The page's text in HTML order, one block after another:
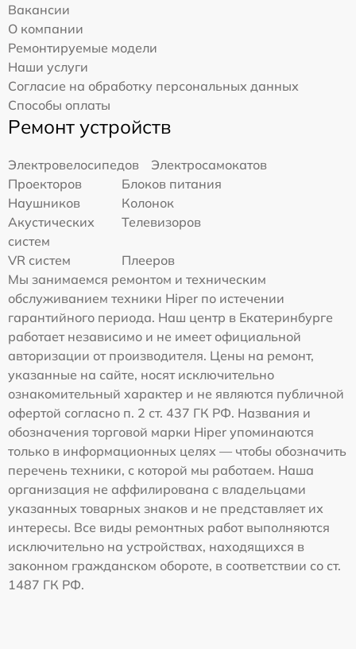
Вакансии
О компании
Ремонтируемые модели
Наши услуги
Согласие на обработку персональных данных
Способы оплаты
Ремонт устройств
Электровелосипедов
Электросамокатов
Проекторов
Блоков питания
Наушников
Колонок
Акустических
систем
Телевизоров
VR систем
Плееров
Мы занимаемся ремонтом и техническим
обслуживанием техники Hiper по истечении
гарантийного периода. Наш центр в Екатеринбурге
работает независимо и не имеет официальной
авторизации от производителя. Цены на ремонт,
указанные на сайте, носят исключительно
ознакомительный характер и не являются публичной
офертой согласно п. 2 ст. 437 ГК РФ. Названия и
обозначения торговой марки Hiper упоминаются
только в информационных целях — чтобы обозначить
перечень техники, с которой мы работаем. Наша
организация не аффилирована с владельцами
указанных товарных знаков и не представляет их
интересы. Все виды ремонтных работ выполняются
исключительно на устройствах, находящихся в
законном гражданском обороте, в соответствии со ст.
1487 ГК РФ.